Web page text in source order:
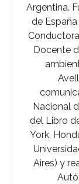
Argentina.
de
Docente
Nacional
del Libro
York,
Aires) y